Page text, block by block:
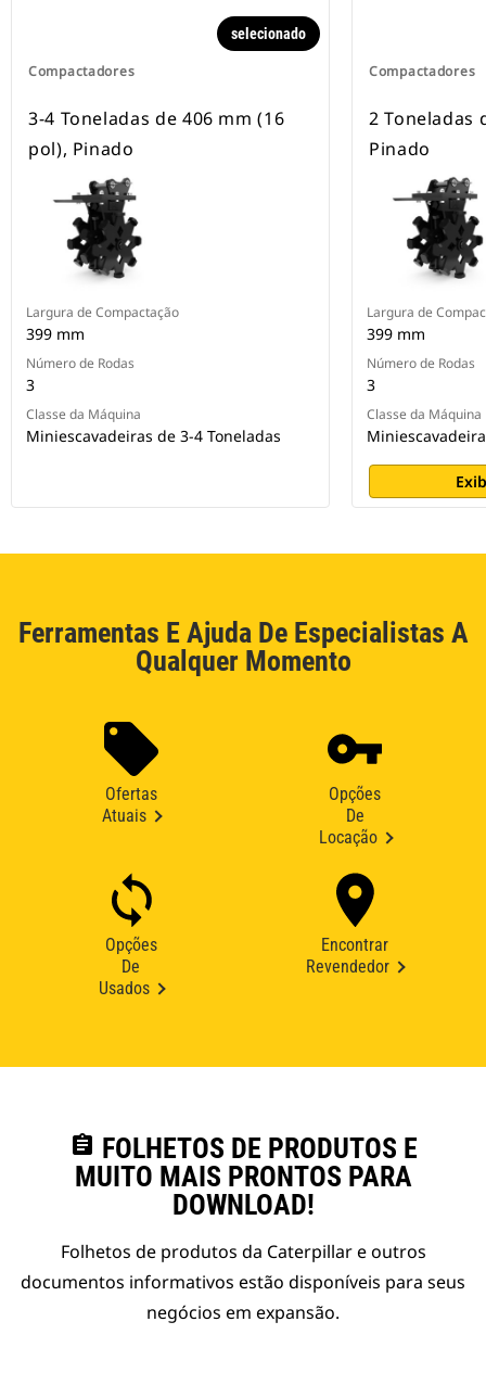
Compactadores
selecionado
3-4 Toneladas de 406 mm (16
pol), Pinado
Largura de Compactação
399 mm
Número de Rodas
3
Classe da Máquina
Miniescavadeiras de 3-4 Toneladas
Compactadores
2 Toneladas
Pinado
Largura de
399 mm
Número de Rodas
3
Classe da Máquina
Ferramentas E Ajuda De Especialistas A
Qualquer Momento
Ofertas
Atuais
Opções
De
Locação
Opções
De
Usados
Encontrar
Revendedor
assignment FOLHETOS DE PRODUTOS E
MUITO MAIS PRONTOS PARA
DOWNLOAD!
Folhetos de produtos da Caterpillar e outros
documentos informativos estão disponíveis para seus
negócios em expansão.